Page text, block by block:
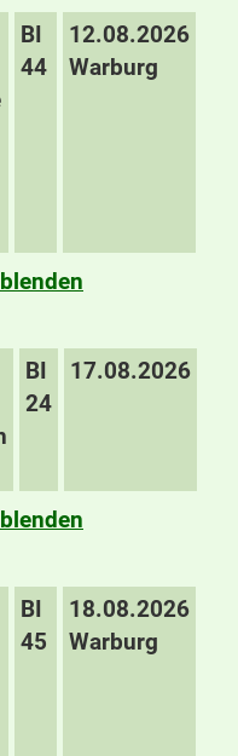
BI
44
12.08.2026
Warburg
BI
24
17.08.2026
BI
45
18.08.2026
Warburg